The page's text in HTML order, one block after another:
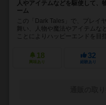
人やアイテムなどを駆使して、
ーム
この「Dark Tales」で、プレイ
舞い、人物や魔法やアイテムな
ことによりハッピーエンドを目
18
興味あり
32
経験あり